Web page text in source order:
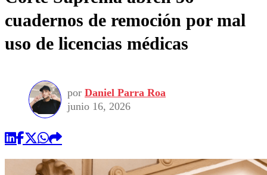
cuadernos de remoción por mal
uso de licencias médicas
por Daniel Parra Roa
junio 16, 2026